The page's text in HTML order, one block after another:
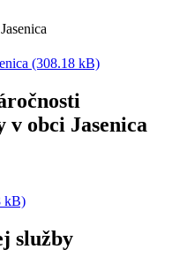
(308.18 kB)
obci Jasenica
kB)
služby